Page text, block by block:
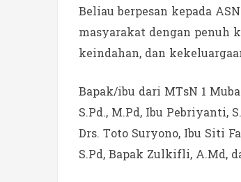
Beliau berpesan kepada
masyarakat dengan penuh
keindahan, dan
Bapak/ibu dari MTsN 1
S.Pd., M.Pd, Ibu Pebriyanti,
Drs. Toto Suryono, Ibu Siti
S.Pd, Bapak Zulkifli, A.Md,